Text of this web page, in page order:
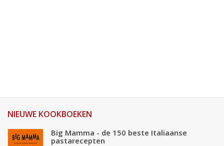
NIEUWE KOOKBOEKEN
Big Mamma - de 150 beste Italiaanse
pastarecepten